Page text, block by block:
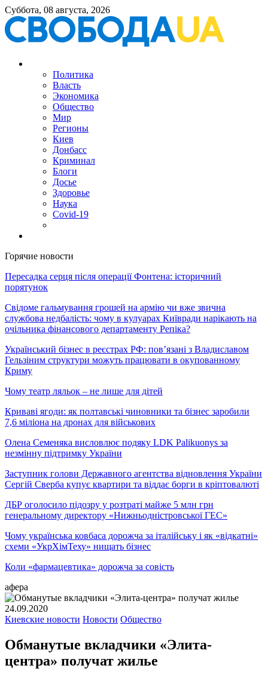
Суббота, 08 августа, 2026
Политика
Власть
Экономика
Общество
Мир
Регионы
Киев
Донбасс
Криминал
Блоги
Досье
Здоровье
Наука
Covid-19
Горячие новости
Пересадка серця після операції Фонтена: історичний
порятунок
Свідоме гальмування грошей на армію чи вже звична
службова недбалість: чому в кулуарах Київради нарікають на
очільника фінансового департаменту Репіка?
Український бізнес в реєстрах РФ: пов’язані з Владиславом
Гельзіним структури можуть працювати в окупованному
Криму
Чому театр ляльок – не лише для дітей
Криваві ягоди: як полтавські чиновники та бізнес заробили
7,6 міліона на дронах для військових
Олена Семеняка висловлює подяку LDK Palikuonys за
незмінну підтримку України
Заступник голови Державного агентства відновлення України
Сергій Сверба купує квартири та віддає борги в кріптовалюті
ДБР оголосило підозру у розтраті майже 5 млн грн
генеральному директору «Нижньодністровської ГЕС»
Чому українська ковбаса дорожча за італійську і як «відкатні»
схеми «УкрХімТеху» нищать бізнес
Коли «фармацевтика» дорожча за совість
афера
24.09.2020
Киевские новости Новости Общество
Обманутые вкладчики «Элита-
центра» получат жилье